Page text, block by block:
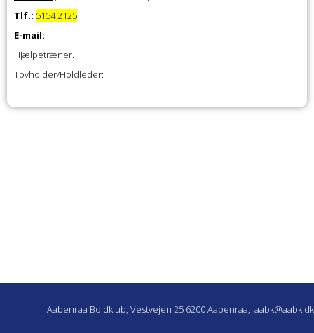
Tlf.: 5154 2125
E-mail:
Hjælpetræner.
Tovholder/Holdleder:
Aabenraa Boldklub, Vestvejen 25 6200 Aabenraa, aabk@aabk.dk